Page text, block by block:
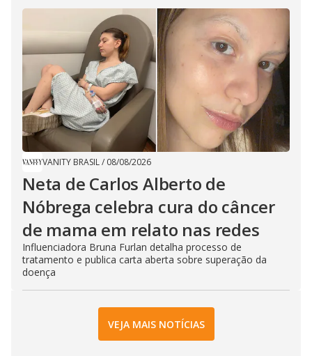
VANITY BRASIL/ 08/08/2026
Neta de Carlos Alberto de
Nóbrega celebra cura do câncer
de mama em relato nas redes
Influenciadora Bruna Furlan detalha processo de
tratamento e publica carta aberta sobre superação da
doença
VEJA MAIS NOTÍCIAS